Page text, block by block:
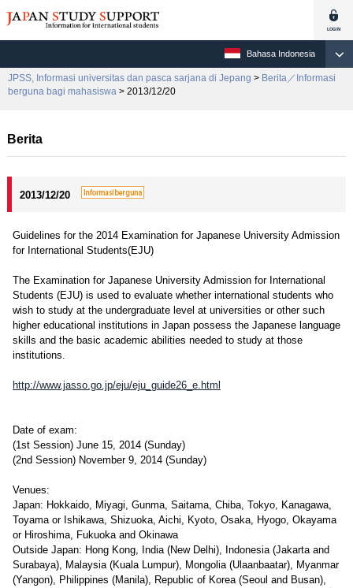
Bahasa Indonesia
JPSS, Informasi universitas dan pasca sarjana di Jepang > Berita／Informasi
berguna bagi mahasiswa > 2013/12/20
Berita
2013/12/20
Guidelines for the 2014 Examination for Japanese University Admission
for International Students(EJU)
The Examination for Japanese University Admission for International
Students (EJU) is used to evaluate whether international students who
wish to study at the undergraduate level at universities or other such
higher educational institutions in Japan possess the Japanese language
skills and the basic academic abilities needed to study at those
institutions.
http://www.jasso.go.jp/eju/eju_guide26_e.html
Date of exam:
(1st Session) June 15, 2014 (Sunday)
(2nd Session) November 9, 2014 (Sunday)
Venues:
Japan: Hokkaido, Miyagi, Gunma, Saitama, Chiba, Tokyo, Kanagawa,
Toyama or Ishikawa, Shizuoka, Aichi, Kyoto, Osaka, Hyogo, Okayama
or Hiroshima, Fukuoka and Okinawa
Outside Japan: Hong Kong, India (New Delhi), Indonesia (Jakarta and
Surabaya), Malaysia (Kuala Lumpur), Mongolia (Ulaanbaatar), Myanmar
(Yangon), Philippines (Manila), Republic of Korea (Seoul and Busan),